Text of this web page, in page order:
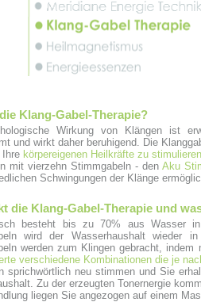
Klang-Gabel-Therapie?
Wirkung von Klängen ist
und wirkt daher beruhigend. Die
körpereigenen Heilkräfte zu stimulieren
mit vierzehn Stimmgabeln - den Aku
Schwingungen der Klänge
die Klang-Gabel-Therapie und
besteht bis zu 70% aus Wasser
wird der Wasserhaushalt wieder
werden zum Klingen gebracht,
verschiedene Kombinationen die je
sprichwörtlich neu stimmen und Sie
Zu der erzeugten Tonernergie
liegen Sie angezogen auf einem